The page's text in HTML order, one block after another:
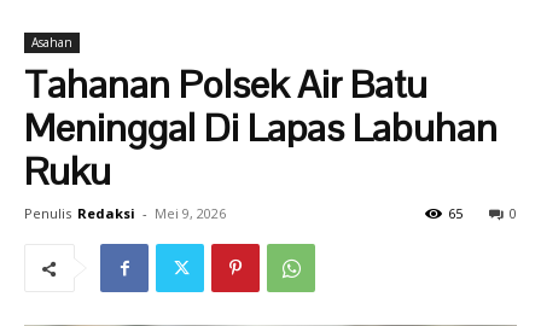
Asahan
Tahanan Polsek Air Batu
Meninggal Di Lapas Labuhan
Ruku
Penulis Redaksi - Mei 9, 2026 0
65